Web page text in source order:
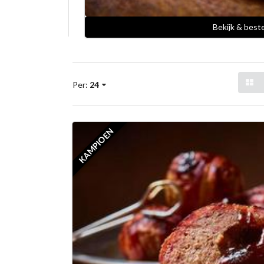
Bekijk &
Per: 24
KAMPIOEN